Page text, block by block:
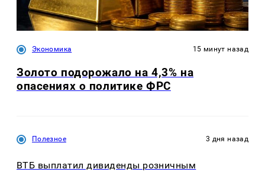
Экономика 15 минут назад
Золото подорожало на 4,3% на
опасениях о политике ФРС
Полезное 3 дня назад
ВТБ выплатил дивиденды розничным